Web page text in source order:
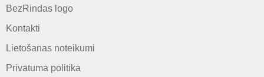
BezRindas logo
Kontakti
Lietošanas noteikumi
Privātuma politika